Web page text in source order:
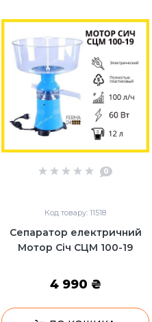
0
Код товару: 11518
Сепаратор електричний
Мотор Січ СЦМ 100-19
4 990 ₴